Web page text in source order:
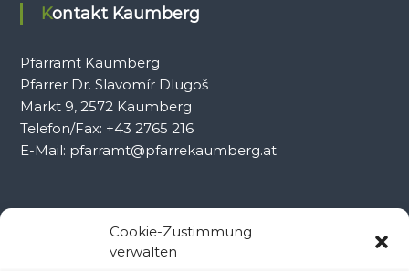
Cookie-Zustimmung
verwalten
Kontakt Kaumberg
Pfarramt Kaumberg
Pfarrer Dr. Slavomír Dlugoš
Markt 9, 2572 Kaumberg
Telefon/Fax: +43 2765 216
E-Mail: pfarramt@pfarrekaumberg.at
Kontakt Ramsau